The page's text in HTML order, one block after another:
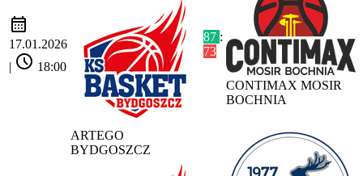
calendar_month
17.01.2026
| schedule 18:00
87 :
73
CONTIMAX MOSIR
BOCHNIA
ARTEGO
BYDGOSZCZ